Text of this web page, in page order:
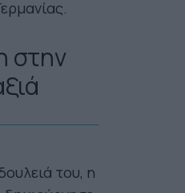
στην
του, η